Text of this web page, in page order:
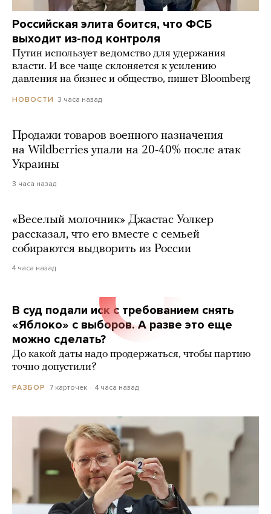
Российская элита боится, что ФСБ
выходит из-под контроля
Путин использует ведомство для удержания
власти. И все чаще склоняется к усилению
давления на бизнес и общество, пишет Bloomberg
НОВОСТИ 3 часа назад
Продажи товаров военного назначения
на Wildberries упали на 20-40% после атак
Украины
3 часа назад
«Веселый молочник» Джастас Уолкер
рассказал, что его вместе с семьей
собираются выдворить из России
4 часа назад
В суд подали иск с требованием снять
«Яблоко» с выборов. А разве это еще
можно сделать?
До какой даты надо продержаться, чтобы партию
точно допустили?
РАЗБОР 7 карточек 4 часа назад